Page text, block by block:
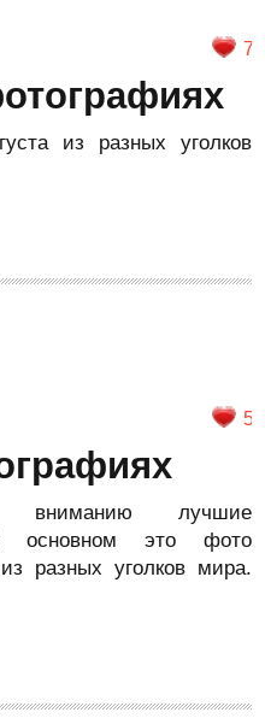
7
из разных уголков
5
вниманию лучшие
основном это фото
разных уголков мира.